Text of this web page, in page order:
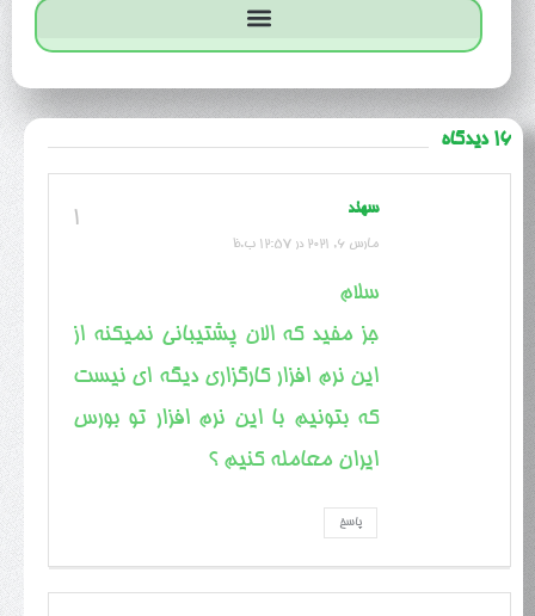
16 دیدگاه
1 سهند
مارس 6, 2021 در 12:57 ب.ظ
سلام
جز مفید که الان پشتیبانی نمیکنه از
این نرم افزار کارگزاری دیگه ای نیست
که بتونیم با این نرم افزار تو بورس
ایران معامله کنیم ؟
پاسخ